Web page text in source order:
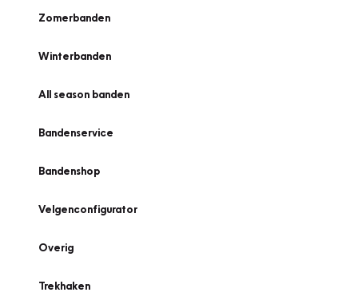
Zomerbanden
Winterbanden
All season banden
Bandenservice
Bandenshop
Velgenconfigurator
Overig
Trekhaken